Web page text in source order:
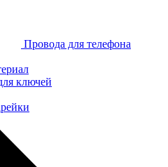
Провода для телефона
ключей